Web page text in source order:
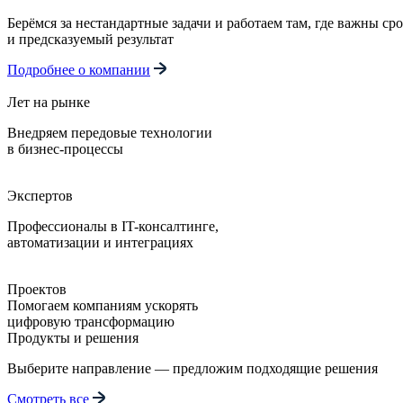
Берёмся за нестандартные задачи и работаем там, где важны
и предсказуемый результат
Подробнее о компании
Лет на рынке
Внедряем передовые технологии
в бизнес-процессы
Экспертов
Профессионалы в IT-консалтинге,
автоматизации и интеграциях
Проектов
Помогаем компаниям ускорять
цифровую трансформацию
Продукты и решения
Выберите направление — предложим подходящие решения
Смотреть все